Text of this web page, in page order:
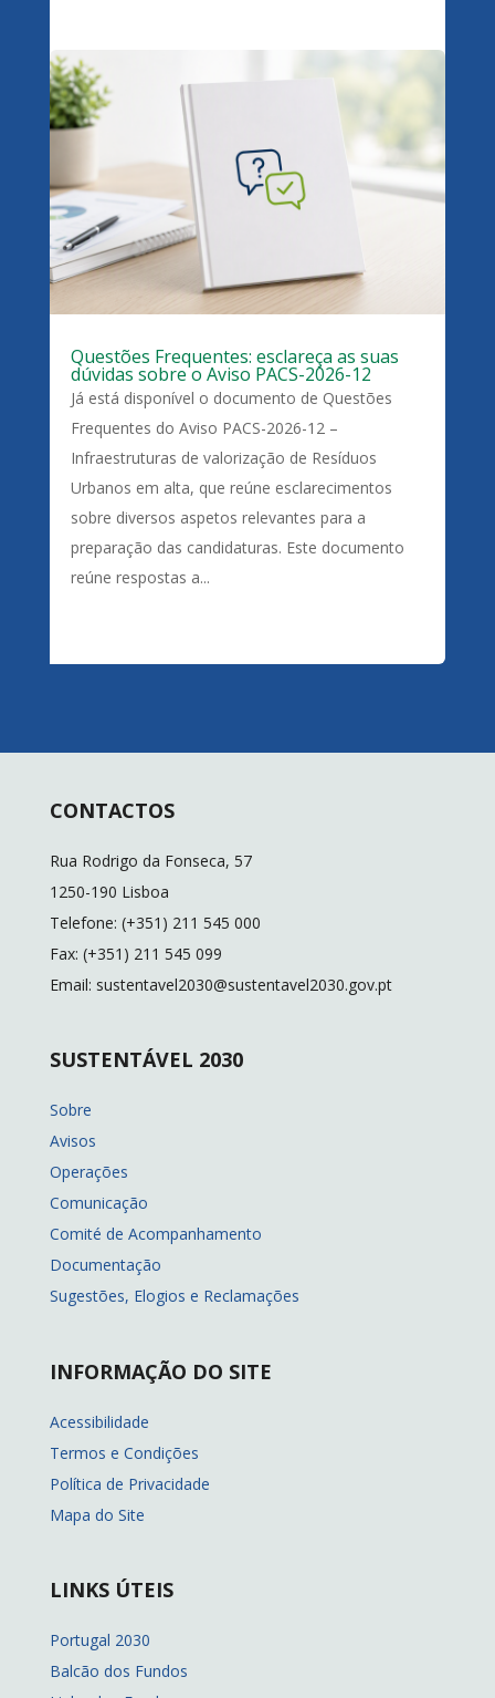
Questões Frequentes: esclareça as suas
dúvidas sobre o Aviso PACS-2026-12
Já está disponível o documento de Questões
Frequentes do Aviso PACS-2026-12 –
Infraestruturas de valorização de Resíduos
Urbanos em alta, que reúne esclarecimentos
sobre diversos aspetos relevantes para a
preparação das candidaturas. Este documento
reúne respostas a...
CONTACTOS
Rua Rodrigo da Fonseca, 57
1250-190 Lisboa
Telefone: (+351) 211 545 000
Fax: (+351) 211 545 099
Email: sustentavel2030@sustentavel2030.gov.pt
SUSTENTÁVEL 2030
Sobre
Avisos
Operações
Comunicação
Comité de Acompanhamento
Documentação
Sugestões, Elogios e Reclamações
INFORMAÇÃO DO SITE
Acessibilidade
Termos e Condições
Política de Privacidade
Mapa do Site
LINKS ÚTEIS
Portugal 2030
Balcão dos Fundos